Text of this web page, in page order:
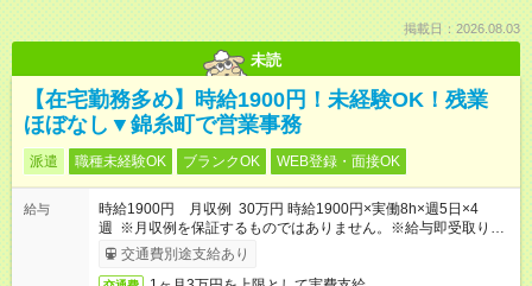
掲載日：2026.08.03
未読
【在宅勤務多め】時給1900円！未経験OK！残業
ほぼなし▼錦糸町で営業事務
派遣 職種未経験OK ブランクOK WEB登録・面接OK
給与
時給1900円 月収例 30万円 時給1900円×実働8h×週5日×4
週 ※月収例を保証するものではありません。※給与即受取りサ
ービス利用可（利用条件有）
交通費別途支給あり